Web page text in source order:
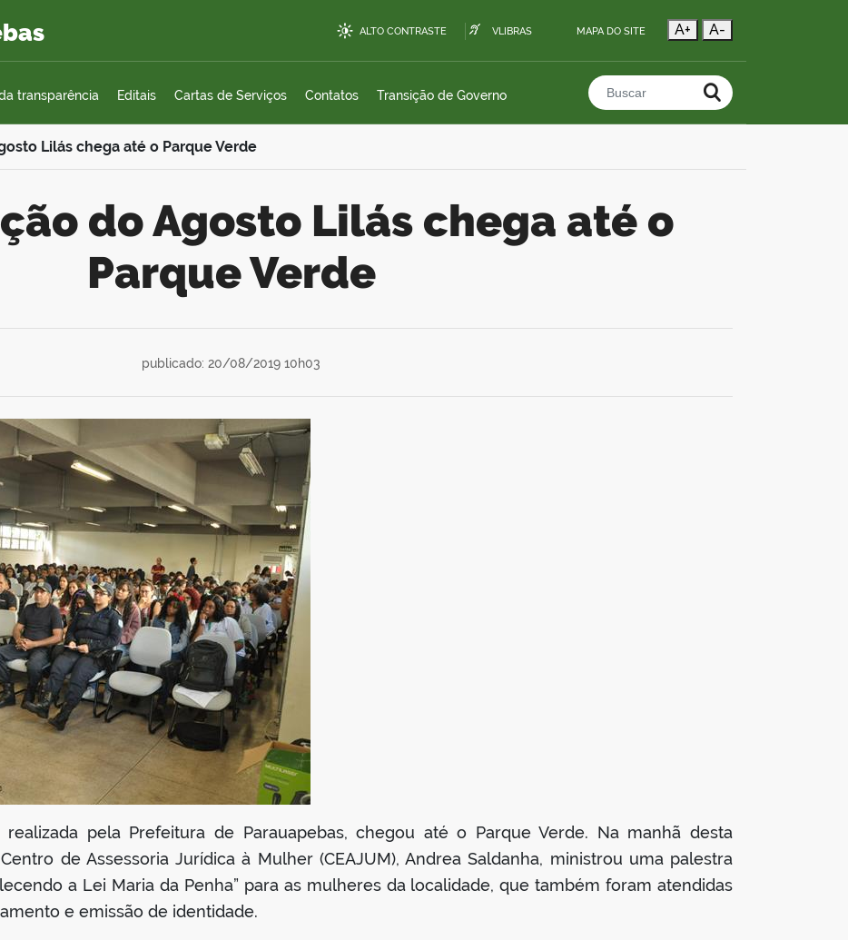
ALTO CONTRASTE VLIBRAS MAPA DO SITE A+ A-
transparência Editais Cartas de Serviços Contatos Transição de Governo Buscar no portal
Lilás chega até o Parque Verde
Parque Verde
publicado: 20/08/2019 10h03
realizada pela Prefeitura de Parauapebas, chegou até o Parque Verde. Na manhã desta
de Assessoria Jurídica à Mulher (CEAJUM), Andrea Saldanha, ministrou uma palestra
a Lei Maria da Penha” para as mulheres da localidade, que também foram atendidas
e emissão de identidade.